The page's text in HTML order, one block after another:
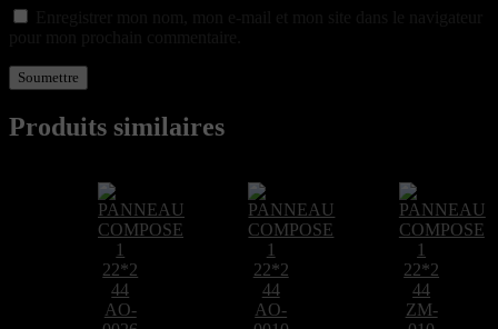
Produits similaires